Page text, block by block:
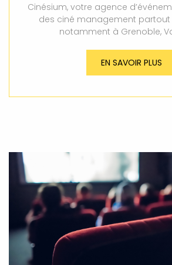
Cinésium, votre agence
des ciné management partout
notamment à Grenoble,
EN SAVOIR PLUS